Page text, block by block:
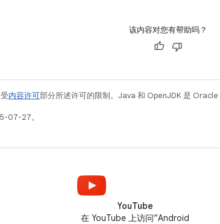
该内容对您有帮助吗？
内容许可部分所述许可的限制。Java 和 OpenJDK 是 Oracle
07-27。
YouTube
在 YouTube 上访问“Android